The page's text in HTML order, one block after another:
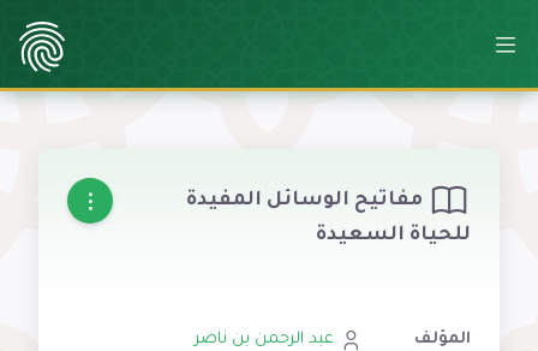
مفاتيح الوسائل المفيدة
للحياة السعيدة
المؤلف
عبد الرحمن بن ناصر